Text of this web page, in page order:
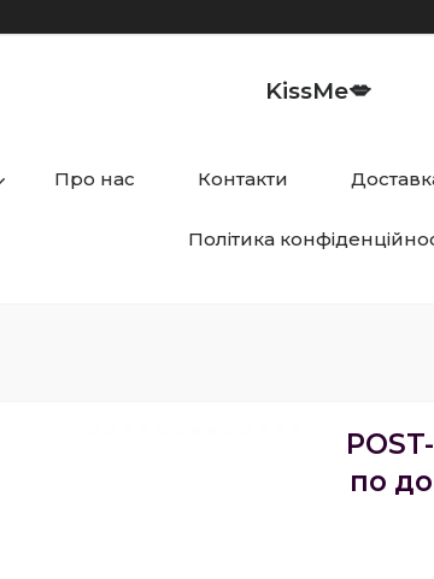
KissMe💋
Про нас Контакти
Політика
по